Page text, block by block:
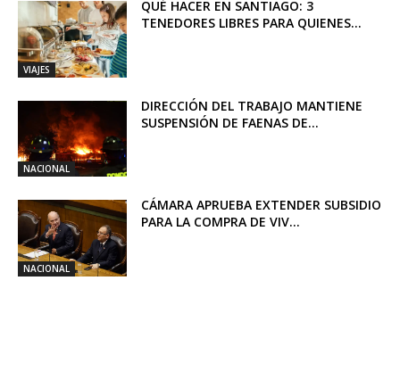
VIAJES
QUÉ HACER EN SANTIAGO: 3
TENEDORES LIBRES PARA QUIENES...
NACIONAL
DIRECCIÓN DEL TRABAJO MANTIENE
SUSPENSIÓN DE FAENAS DE...
NACIONAL
CÁMARA APRUEBA EXTENDER SUBSIDIO
PARA LA COMPRA DE VIV...